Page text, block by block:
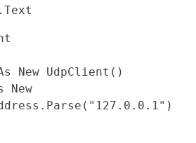
Text
New UdpClient()
New
"127.0.0.1" )